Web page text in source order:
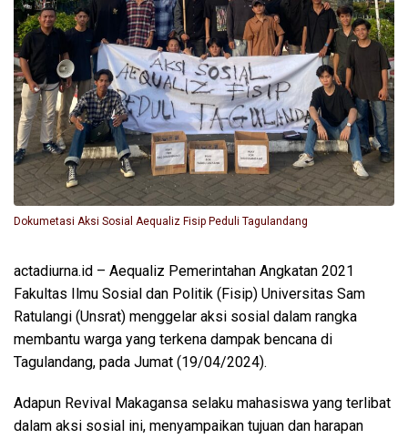
Dokumetasi Aksi Sosial Aequaliz Fisip Peduli Tagulandang
actadiurna.id – Aequaliz Pemerintahan Angkatan 2021
Fakultas Ilmu Sosial dan Politik (Fisip) Universitas Sam
Ratulangi (Unsrat) menggelar aksi sosial dalam rangka
membantu warga yang terkena dampak bencana di
Tagulandang, pada Jumat (19/04/2024).
Adapun Revival Makagansa selaku mahasiswa yang terlibat
dalam aksi sosial ini, menyampaikan tujuan dan harapan